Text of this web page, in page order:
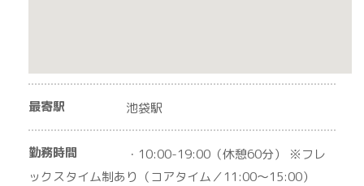
最寄駅 池袋駅
勤務時間
・10:00-19:00（休憩60分） ※フレ
ックスタイム制あり（コアタイム／11:00～15:00）